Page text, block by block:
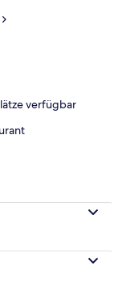
verfügbar